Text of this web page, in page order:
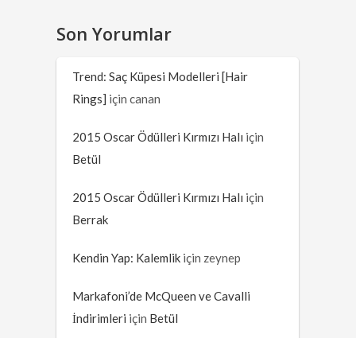
Son Yorumlar
Trend: Saç Küpesi Modelleri [Hair
Rings] içincanan
2015 Oscar Ödülleri Kırmızı Halı için
Betül
2015 Oscar Ödülleri Kırmızı Halı için
Berrak
Kendin Yap: Kalemlik için zeynep
Markafoni’de McQueen ve Cavalli
İndirimleri için Betül